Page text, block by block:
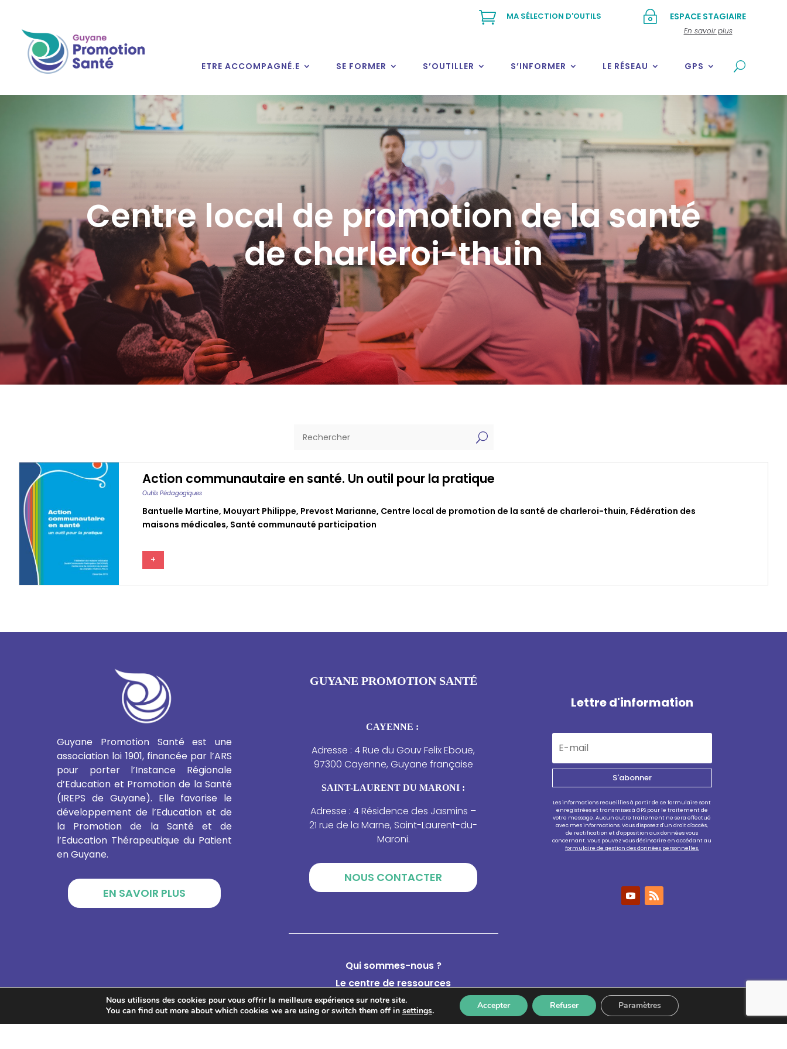
~ ESPACE STAGIAIRE
En savoir plus
 MA SÉLECTION D'OUTILS
ETRE ACCOMPAGNÉ.E SE FORMER S’OUTILLER S’INFORMER LE RÉSEAU GPS
Centre local de promotion de la santé
de charleroi-thuin
U
Action communautaire en santé. Un outil pour la pratique
Outils Pédagogiques
Bantuelle Martine, Mouyart Philippe, Prevost Marianne, Centre local de promotion de la santé de charleroi-thuin, Fédération des
maisons médicales, Santé communauté participation
+
Guyane Promotion Santé est une
association loi 1901, financée par l’ARS
pour porter l’Instance Régionale
d’Education et Promotion de la Santé
(IREPS de Guyane). Elle favorise le
développement de l’Education et de
la Promotion de la Santé et de
l’Education Thérapeutique du Patient
en Guyane.
EN SAVOIR PLUS
GUYANE PROMOTION SANTÉ
CAYENNE :
Adresse : 4 Rue du Gouv Felix Eboue,
97300 Cayenne, Guyane française
SAINT-LAURENT DU MARONI :
Adresse : 4 Résidence des Jasmins –
21 rue de la Marne, Saint-Laurent-du-
Maroni.
NOUS CONTACTER
Qui sommes-nous ?
Le centre de ressources
Catalogue de formations
Annuaire des acteurs
Lettre d'information
S'abonner
Les informations recueillies à partir de ce formulaire sont
enregistrées et transmises à GPS pour le traitement de
votre message. Aucun autre traitement ne sera effectué
avec mes informations. Vous disposez d'un droit d'accès,
de rectification et d'opposition aux données vous
concernant. Vous pouvez vous désinscrire en accédant au
formulaire de gestion des données personnelles.
Nous utilisons des cookies pour vous offrir la meilleure expérience sur notre site.
You can find out more about which cookies we are using or switch them off in settings. Accepter Refuser Paramètres